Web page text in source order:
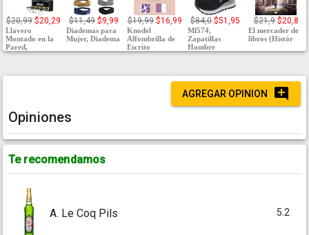
$20,99 $20,29
Llavero
Montado en la
Pared,
$11,49 $9,99
Diademas para
Mujer, Diadema
$19,99 $16,99
Knodel
Alfombrilla de
Escrito
$84,0 $51,95
Ml574,
Zapatillas
Hombre
$21,9 $20,8
El mercader de
libros (Histór
AGREGAR OPINION
Opiniones
Te recomendamos
A. Le Coq Pils 5.2